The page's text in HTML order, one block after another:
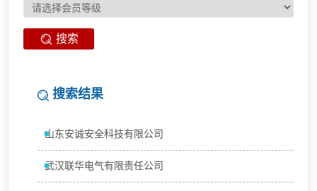
搜索
搜索结果
山东安诚安全科技有限公司
武汉联华电气有限责任公司